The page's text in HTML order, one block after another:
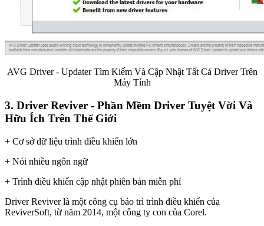
AVG Driver - Updater Tìm Kiếm Và Cập Nhật Tất Cả Driver Trên
Máy Tính
3. Driver Reviver - Phần Mềm Driver Tuyệt Vời Và
Hữu Ích Trên Thế Giới
+ Cơ sở dữ liệu trình điều khiển lớn
+ Nói nhiều ngôn ngữ
+ Trình điều khiển cập nhật phiên bản miễn phí
Driver Reviver là một công cụ bảo trì trình điều khiển của
ReviverSoft, từ năm 2014, một công ty con của Corel.